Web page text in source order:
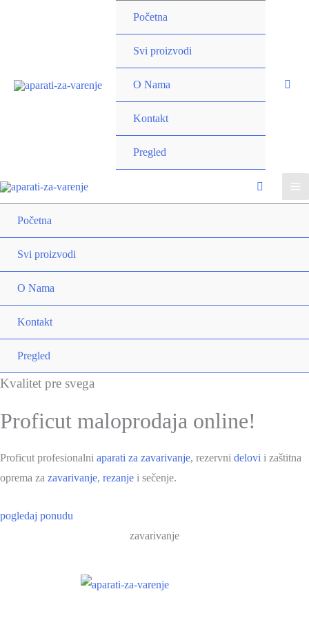
Početna
Svi proizvodi
O Nama
Kontakt
Pregled
izbornik
Početna
Svi proizvodi
O Nama
Kontakt
Pregled
Kvalitet pre svega
Proficut maloprodaja online!
Proficut profesionalni aparati za zavarivanje, rezervni delovi i zaštitna
oprema za zavarivanje, rezanje i sečenje.
pogledaj ponudu
zavarivanje